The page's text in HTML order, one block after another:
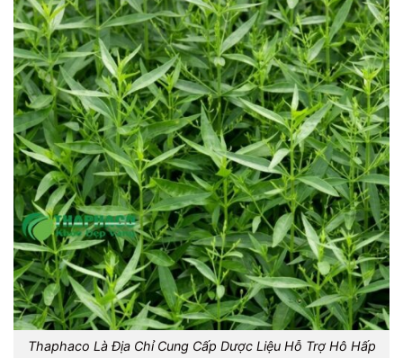
Thaphaco Là Địa Chỉ Cung Cấp Dược Liệu Hỗ Trợ Hô Hấp